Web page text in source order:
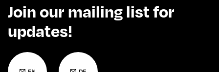
Join our mailing list for
updates!